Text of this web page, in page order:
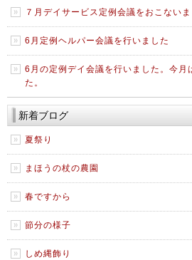
７月デイサービス定例会議をおこないま
6月定例ヘルパー会議を行いました
6月の定例デイ会議を行いました。今月
た。
新着ブログ
夏祭り
まほうの杖の農園
春ですから
節分の様子
しめ縄飾り